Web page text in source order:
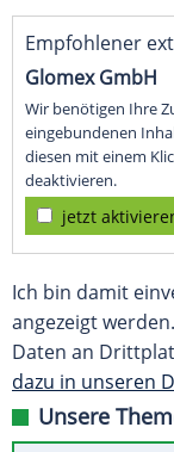
Empfohlener
Glomex GmbH
Wir benötigen Ihre
eingebundenen
diesen mit einem
deaktivieren.
jetzt
Ich bin damit
angezeigt
Daten an
dazu in unseren
Unsere